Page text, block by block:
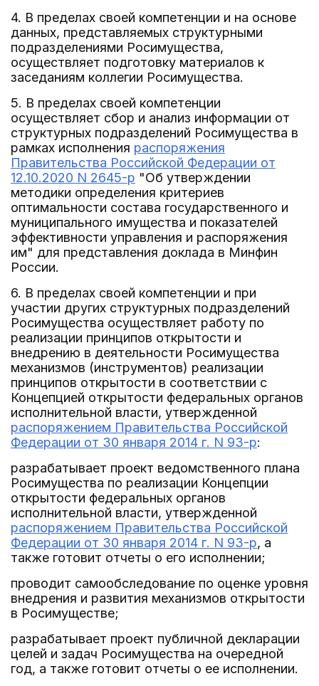
4. В пределах своей компетенции и на основе
данных, представляемых структурными
подразделениями Росимущества,
осуществляет подготовку материалов к
заседаниям коллегии Росимущества.
5. В пределах своей компетенции
осуществляет сбор и анализ информации от
структурных подразделений Росимущества в
рамках исполнения распоряжения
Правительства Российской Федерации от
12.10.2020 N 2645-р "Об утверждении
методики определения критериев
оптимальности состава государственного и
муниципального имущества и показателей
эффективности управления и распоряжения
им" для представления доклада в Минфин
России.
6. В пределах своей компетенции и при
участии других структурных подразделений
Росимущества осуществляет работу по
реализации принципов открытости и
внедрению в деятельности Росимущества
механизмов (инструментов) реализации
принципов открытости в соответствии с
Концепцией открытости федеральных органов
исполнительной власти, утвержденной
распоряжением Правительства Российской
Федерации от 30 января 2014 г. N 93-р:
разрабатывает проект ведомственного плана
Росимущества по реализации Концепции
открытости федеральных органов
исполнительной власти, утвержденной
распоряжением Правительства Российской
Федерации от 30 января 2014 г. N 93-р, а
также готовит отчеты о его исполнении;
проводит самообследование по оценке уровня
внедрения и развития механизмов открытости
в Росимуществе;
разрабатывает проект публичной декларации
целей и задач Росимущества на очередной
год, а также готовит отчеты о ее исполнении.